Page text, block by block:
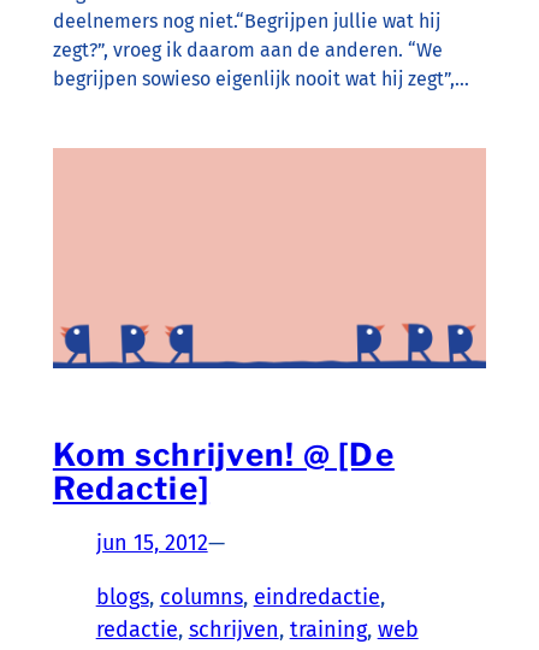
deelnemers nog niet.“Begrijpen jullie wat hij
zegt?”, vroeg ik daarom aan de anderen. “We
begrijpen sowieso eigenlijk nooit wat hij zegt”,…
Kom schrijven! @ [De
Redactie]
jun 15, 2012—
blogs, columns, eindredactie ,
redactie, schrijven, training, web